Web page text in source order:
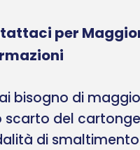
per
bisogno di
scarto del
di